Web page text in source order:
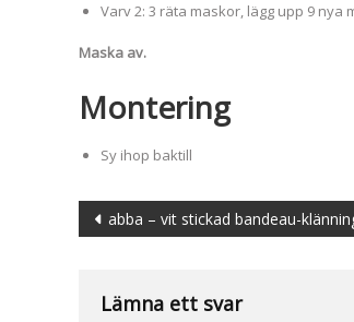
Varv 2: 3 räta maskor, lägg upp 9 nya
Maska av.
Montering
Sy ihop baktill
Inläggsnavigering
abba – vit stickad bandeau-
Lämna ett svar